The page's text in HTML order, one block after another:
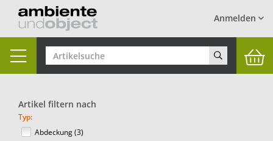
Anmelden
Toggle
navigation
Artikel filtern nach
Typ:
Abdeckung (3)